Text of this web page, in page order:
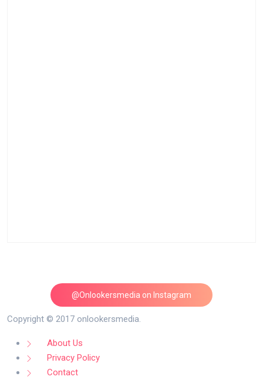
@Onlookersmedia on Instagram
Follow on Instagram
Copyright © 2017 onlookersmedia.
About Us
Privacy Policy
Contact